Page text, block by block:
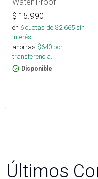
$ 15.990
en 6cuotas de $2.665sin
interés
ahorras $640 por
transferencia.
Disponible
Últimos